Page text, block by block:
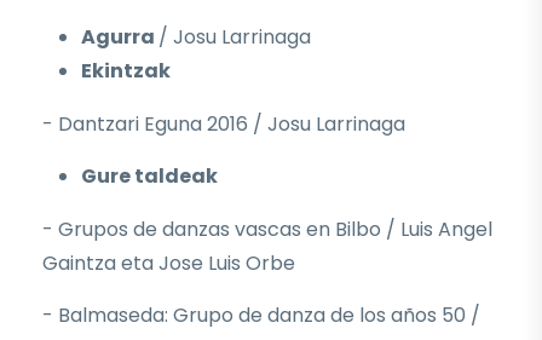
Agurra / Josu Larrinaga
Ekintzak
- Dantzari Eguna 2016 / Josu Larrinaga
Gure taldeak
- Grupos de danzas vascas en Bilbo / Luis Angel
Gaintza eta Jose Luis Orbe
- Balmaseda: Grupo de danza de los años 50 /